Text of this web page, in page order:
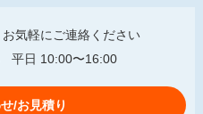
気軽にご連絡ください
平日 10:00〜16:00
/お見積り